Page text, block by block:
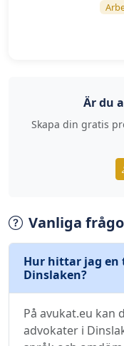
Är du
Skapa din gratis
Vanliga
Hur hittar jag
Dinslaken?
På avukat.eu kan
advokater i